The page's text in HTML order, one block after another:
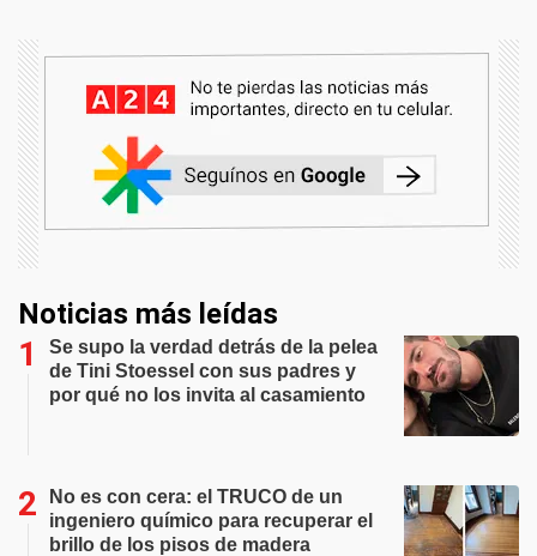
Noticias más leídas
Se supo la verdad detrás de la pelea
de Tini Stoessel con sus padres y
por qué no los invita al casamiento
No es con cera: el TRUCO de un
ingeniero químico para recuperar el
brillo de los pisos de madera